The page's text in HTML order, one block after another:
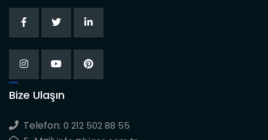
Bize Ulaşın
Telefon: 0 212 502 88 55